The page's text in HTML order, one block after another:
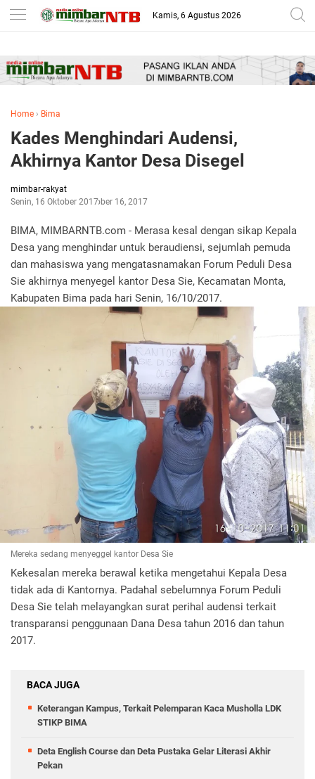
-->
Kamis, 6 Agustus 2026
Home › Bima
Kades Menghindari Audensi,
Akhirnya Kantor Desa Disegel
mimbar-rakyat
Senin, 16 Oktober 2017Oktober 16, 2017
BIMA, MIMBARNTB.com - Merasa kesal dengan sikap Kepala
Desa yang menghindar untuk beraudiensi, sejumlah pemuda
dan mahasiswa yang mengatasnamakan Forum Peduli Desa
Sie akhirnya menyegel kantor Desa Sie, Kecamatan Monta,
Kabupaten Bima pada hari Senin, 16/10/2017.
Mereka sedang menyeggel kantor Desa Sie
Kekesalan mereka berawal ketika mengetahui Kepala Desa
tidak ada di Kantornya. Padahal sebelumnya Forum Peduli
Desa Sie telah melayangkan surat perihal audensi terkait
transparansi penggunaan Dana Desa tahun 2016 dan tahun
2017.
BACA JUGA
Keterangan Kampus, Terkait Pelemparan Kaca Musholla LDK
STIKP BIMA
Deta English Course dan Deta Pustaka Gelar Literasi Akhir
Pekan